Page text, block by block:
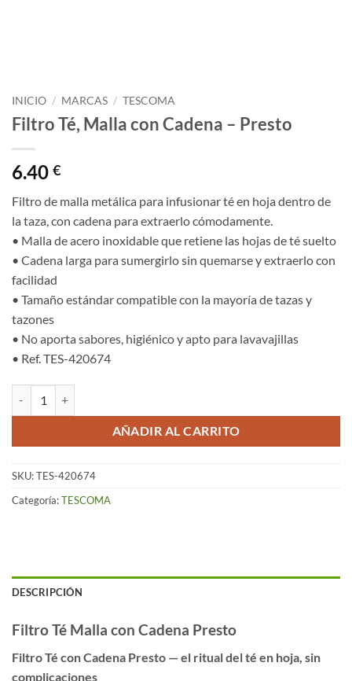
INICIO / MARCAS / TESCOMA
Filtro Té, Malla con Cadena – Presto
6.40 €
Filtro de malla metálica para infusionar té en hoja dentro de
la taza, con cadena para extraerlo cómodamente.
• Malla de acero inoxidable que retiene las hojas de té suelto
• Cadena larga para sumergirlo sin quemarse y extraerlo con
facilidad
• Tamaño estándar compatible con la mayoría de tazas y
tazones
• No aporta sabores, higiénico y apto para lavavajillas
• Ref. TES-420674
AÑADIR AL CARRITO
SKU:TES-420674
Categoría:TESCOMA
DESCRIPCIÓN
Filtro Té Malla con Cadena Presto
Filtro Té con Cadena Presto — el ritual del té en hoja, sin
complicaciones